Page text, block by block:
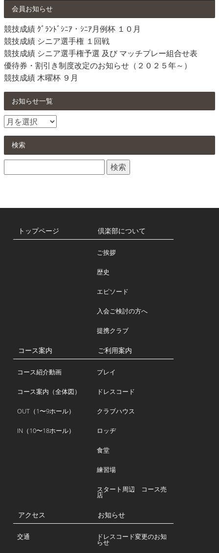
会員お知らせ
競技成績 ｸﾞﾗﾝﾄﾞｼﾆｱ・ｼﾆｱ月例杯 １０月
競技成績 シニア選手権 １回戦
競技成績 シニア選手権予選 及び マッチプレー組合せ表
優待券・割引き制度改定のお知らせ（２０２５年～）
競技成績 木曜杯 ９月
お知らせ一覧
お
知
せ
検索
索:
トップページ 倶楽部について
ご挨拶
歴史
エピソード
入会ご検討の方へ
提携クラブ
コース案内
コース紹介動画
コース案内（全体図）
OUT（1〜9ホール）
IN（10〜18ホール）
ご利用案内
プレイ
ドレスコード
クラブハウス
ロッヂ
食堂
練習場
スタート周辺 コース売
店
アクセス
交通
お知らせ
ドレスコード変更のお知
らせ